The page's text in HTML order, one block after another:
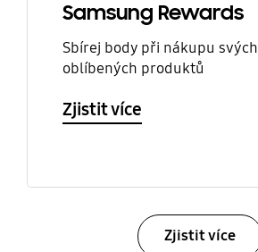
Samsung Rewards
Sbírej body při nákupu svých
oblíbených produktů
Zjistit více
Zjistit více